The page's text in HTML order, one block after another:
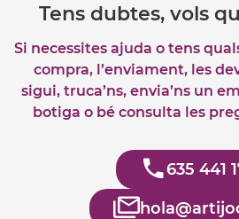
Tens dubtes, vols
Si necessites ajuda o tens
compra, l’enviament, les
sigui, truca’ns, envia’ns un
botiga o bé consulta les
635 441